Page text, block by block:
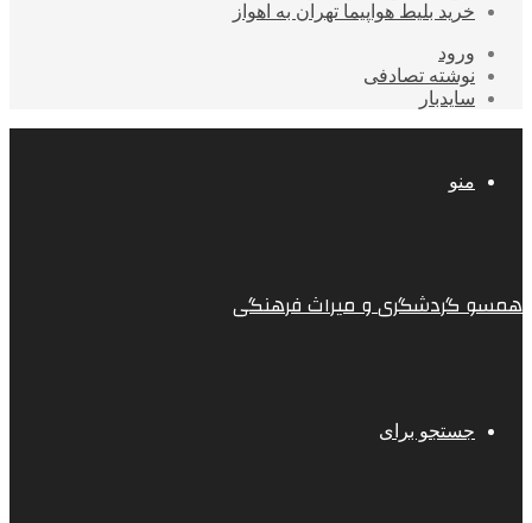
خرید بلیط هواپیما تهران به اهواز
ورود
نوشته تصادفی
سایدبار
منو
همسو گردشگری و میراث فرهنگی
جستجو برای